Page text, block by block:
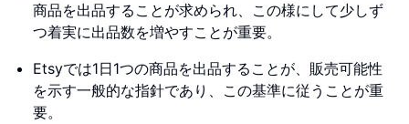
商品を出品することが求められ、この様にして少しず
つ着実に出品数を増やすことが重要。
Etsyでは1日1つの商品を出品することが、販売可能性
を示す一般的な指針であり、この基準に従うことが重
要。